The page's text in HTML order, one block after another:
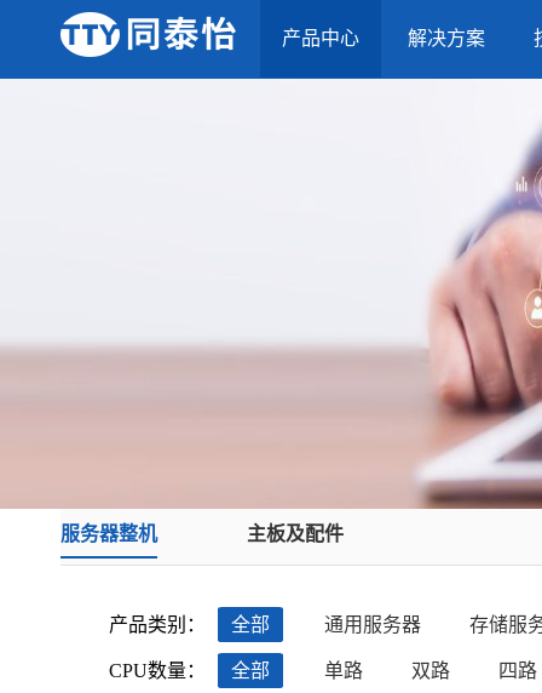
产品中心 解决方案
服务器整机 主板及配件
产品类别：
CPU数量：
全部 通用服务器 存储服
全部 单路 双路 四路